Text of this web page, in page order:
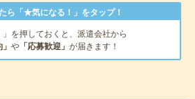
ら「★気になる！」をタップ！
」を押しておくと、派遣会社から
や 「応募歓迎」 が届きます！